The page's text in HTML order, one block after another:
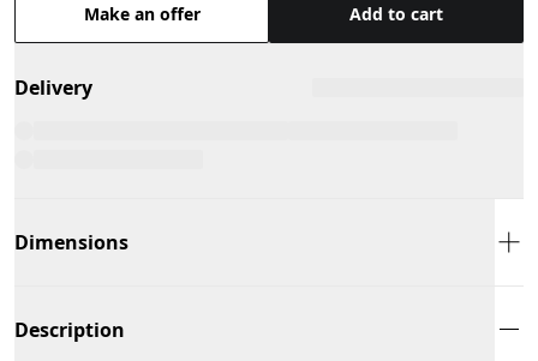
Make an offer Add to cart
Delivery
Dimensions
Description